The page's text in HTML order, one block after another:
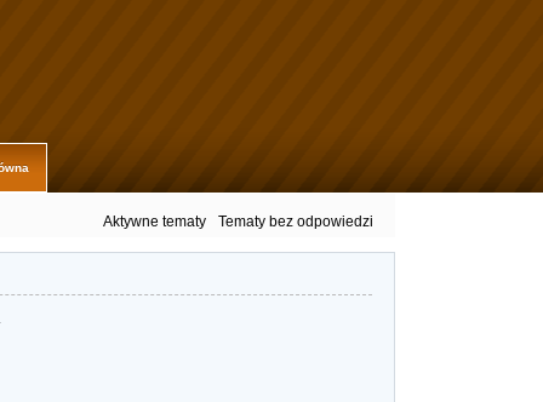
Aktywne tematy Tematy bez odpowiedzi